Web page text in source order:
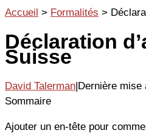
Aller
contenu
Accueil > Formalités >
Déclaration
Suisse
David Talerman|Dernière mise
Sommaire
Ajouter un en-tête pour